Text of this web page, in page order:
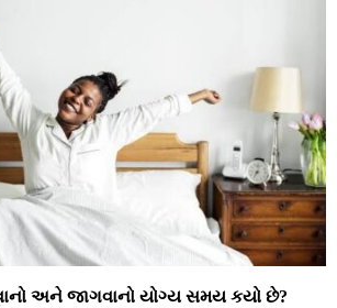
અને જાગવાનો યોગ્‍ય સમય કયો છે?